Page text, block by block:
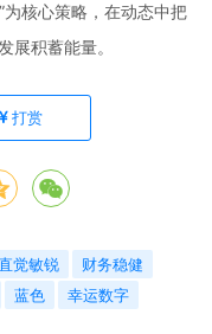
”为核心策略，在动态中把
展积蓄能量。
打赏
觉敏锐
财务稳健
蓝色
幸运数字